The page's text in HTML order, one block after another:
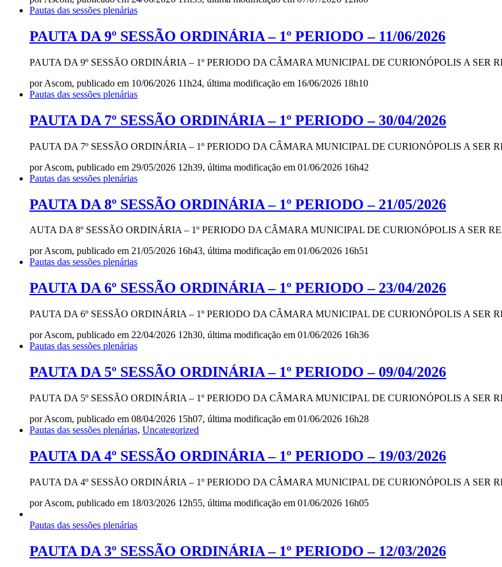
Pautas das sessões plenárias
PAUTA DA 9º SESSÃO ORDINÁRIA – 1º PERIODO – 11/06/2026
PAUTA DA 9º SESSÃO ORDINÁRIA – 1º PERIODO DA CÂMARA MUNICIPAL DE CURIONÓPOLIS A SER
por Ascom, publicado em 10/06/2026 11h24, última modificação em 16/06/2026 18h10
Pautas das sessões plenárias
PAUTA DA 7º SESSÃO ORDINÁRIA – 1º PERIODO – 30/04/2026
PAUTA DA 7º SESSÃO ORDINÁRIA – 1º PERIODO DA CÂMARA MUNICIPAL DE CURIONÓPOLIS A SER
por Ascom, publicado em 29/05/2026 12h39, última modificação em 01/06/2026 16h42
Pautas das sessões plenárias
PAUTA DA 8º SESSÃO ORDINÁRIA – 1º PERIODO – 21/05/2026
AUTA DA 8º SESSÃO ORDINÁRIA – 1º PERIODO DA CÂMARA MUNICIPAL DE CURIONÓPOLIS A SER
por Ascom, publicado em 21/05/2026 16h43, última modificação em 01/06/2026 16h51
Pautas das sessões plenárias
PAUTA DA 6º SESSÃO ORDINÁRIA – 1º PERIODO – 23/04/2026
PAUTA DA 6º SESSÃO ORDINÁRIA – 1º PERIODO DA CÂMARA MUNICIPAL DE CURIONÓPOLIS A SER
por Ascom, publicado em 22/04/2026 12h30, última modificação em 01/06/2026 16h36
Pautas das sessões plenárias
PAUTA DA 5º SESSÃO ORDINÁRIA – 1º PERIODO – 09/04/2026
PAUTA DA 5º SESSÃO ORDINÁRIA – 1º PERIODO DA CÂMARA MUNICIPAL DE CURIONÓPOLIS A SER
por Ascom, publicado em 08/04/2026 15h07, última modificação em 01/06/2026 16h28
Pautas das sessões plenárias, Uncategorized
PAUTA DA 4º SESSÃO ORDINÁRIA – 1º PERIODO – 19/03/2026
PAUTA DA 4º SESSÃO ORDINÁRIA – 1º PERIODO DA CÂMARA MUNICIPAL DE CURIONÓPOLIS A SER
por Ascom, publicado em 18/03/2026 12h55, última modificação em 01/06/2026 16h05
Pautas das sessões plenárias
PAUTA DA 3º SESSÃO ORDINÁRIA – 1º PERIODO – 12/03/2026